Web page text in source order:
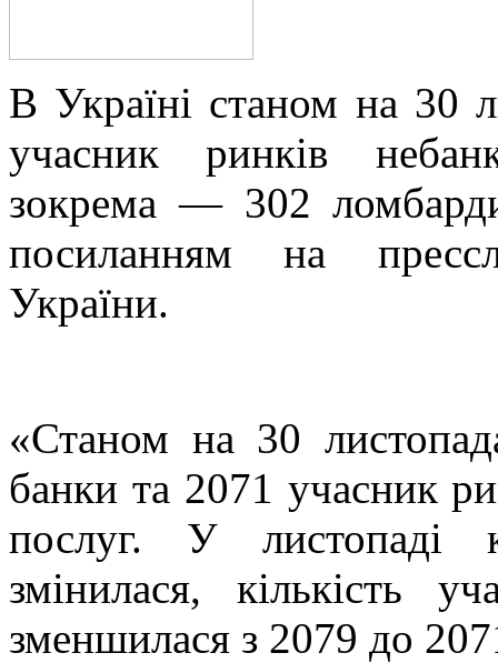
В Укрaїні станом на 30
учасник ринків
зокрема — 302
посиланням на
України.
«Станом на 30
банки та 2071 учасник
послуг. У листопаді
змінилася, кількість
зменшилася з 2079 до